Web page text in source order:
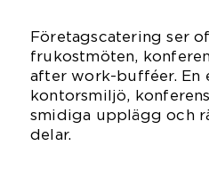
Företagscatering ser
frukostmöten,
after work-bufféer. En
kontorsmiljö,
smidiga upplägg och
delar.